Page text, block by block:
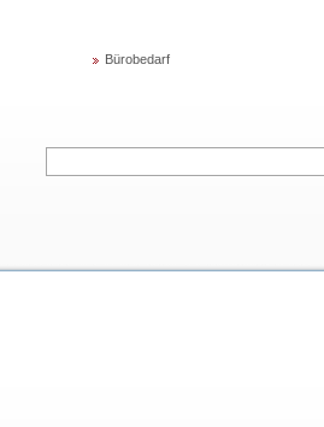
Bürobedarf